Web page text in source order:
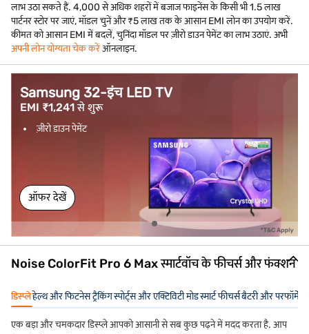
लाभ उठा सकते हैं. 4,000 से अधिक शहरों में बजाज फाइनेंस के किसी भी 1.5 लाख
पार्टनर स्टोर पर जाएं, मॉडल चुनें और ₹5 लाख तक के आसान EMI लोन का उपयोग करें.
कीमत को आसान EMI में बदलें, चुनिंदा मॉडल पर ज़ीरो डाउन पेमेंट का लाभ उठाएं. अभी
अपनी लोन योग्यता चेक करेंऑनलाइन.
Samsung 32-इंच LED TV
EMI ₹1,241 से शुरू
ज़ीरो डाउन पेमेंट
ऑफर देखें
Noise ColorFit Pro 6 Max स्मार्टवॉच के फीचर्स और फंक्शन
डिस्प्लेहेल्थ और फिटनेस ट्रैकिंगस्पोर्ट्स और एक्टिविटी मोडस्मार्ट फीचर्सबैटरी और परफॉर्मेंस
एक बड़ा और चमकदार डिस्प्ले आपको आसानी से सब कुछ पढ़ने में मदद करता है. आप